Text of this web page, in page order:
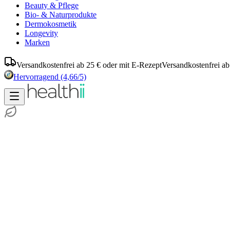
Beauty & Pflege
Bio- & Naturprodukte
Dermokosmetik
Longevity
Marken
Versandkostenfrei ab 25 € oder mit E-RezeptVersandkostenfrei
Hervorragend (4,66/5)